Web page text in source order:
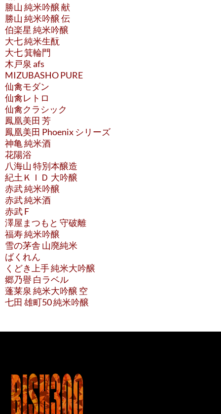
勝山 純米吟醸 献
勝山 純米吟醸 伝
伯楽星 純米吟醸
大七 純米生酛
大七 箕輪門
木戸泉 afs
MIZUBASHO PURE
仙禽モダン
仙禽レトロ
仙禽クラシック
鳳凰美田 芳
鳳凰美田 Phoenix シリーズ
神亀 純米酒
花陽浴
八海山 特別本醸造
紀土ＫＩＤ 大吟醸
赤武 純米吟醸
赤武 純米酒
赤武 F
澤屋まつもと 守破離
福寿 純米吟醸
雪の茅舎 山廃純米
ばくれん
くどき上手 純米大吟醸
郷乃譽 白ラベル
蓬莱泉 純米大吟醸 空
七田 雄町50 純米吟醸